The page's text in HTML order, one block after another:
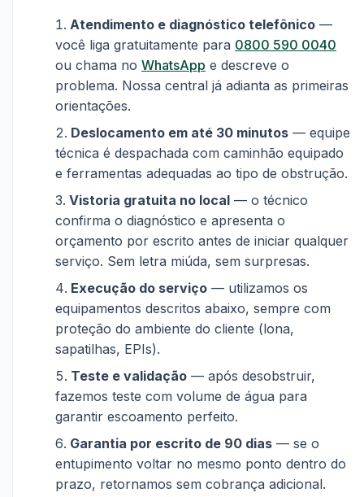
Atendimento e diagnóstico telefônico —
você liga gratuitamente para 0800 590 0040
ou chama no WhatsApp e descreve o
problema. Nossa central já adianta as primeiras
orientações.
Deslocamento em até 30 minutos — equipe
técnica é despachada com caminhão equipado
e ferramentas adequadas ao tipo de obstrução.
Vistoria gratuita no local — o técnico
confirma o diagnóstico e apresenta o
orçamento por escrito antes de iniciar qualquer
serviço. Sem letra miúda, sem surpresas.
Execução do serviço — utilizamos os
equipamentos descritos abaixo, sempre com
proteção do ambiente do cliente (lona,
sapatilhas, EPIs).
Teste e validação — após desobstruir,
fazemos teste com volume de água para
garantir escoamento perfeito.
Garantia por escrito de 90 dias — se o
entupimento voltar no mesmo ponto dentro do
prazo, retornamos sem cobrança adicional.